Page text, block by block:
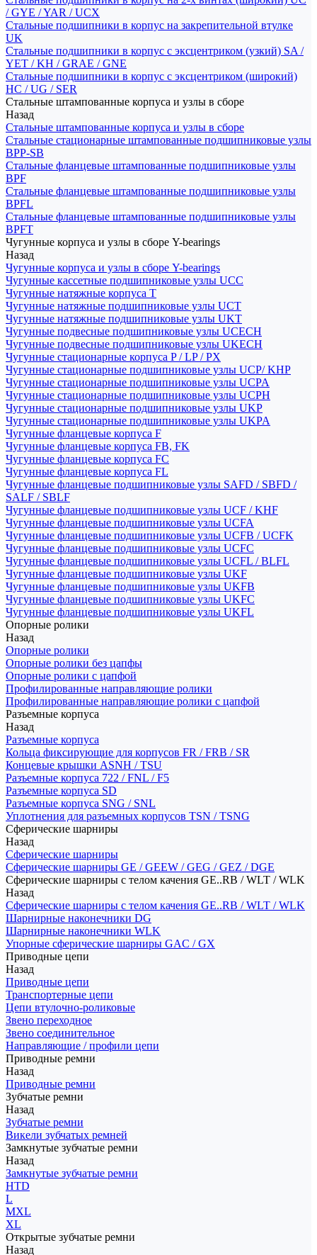
/ GYE / YAR / UCX
Стальные подшипники в корпус на закрепительной втулке
UK
Стальные подшипники в корпус с эксцентриком (узкий) SA /
YET / KH / GRAE / GNE
Стальные подшипники в корпус с эксцентриком (широкий)
HC / UG / SER
Стальные штампованные корпуса и узлы в сборе
Назад
Стальные штампованные корпуса и узлы в сборе
Стальные стационарные штампованные подшипниковые узлы
BPP-SB
Стальные фланцевые штампованные подшипниковые узлы
BPF
Стальные фланцевые штампованные подшипниковые узлы
BPFL
Стальные фланцевые штампованные подшипниковые узлы
BPFT
Чугунные корпуса и узлы в сборе Y-bearings
Назад
Чугунные корпуса и узлы в сборе Y-bearings
Чугунные кассетные подшипниковые узлы UCC
Чугунные натяжные корпуса T
Чугунные натяжные подшипниковые узлы UCT
Чугунные натяжные подшипниковые узлы UKT
Чугунные подвесные подшипниковые узлы UCECH
Чугунные подвесные подшипниковые узлы UKECH
Чугунные стационарные корпуса P / LP / PX
Чугунные стационарные подшипниковые узлы UCP/ KHP
Чугунные стационарные подшипниковые узлы UCPA
Чугунные стационарные подшипниковые узлы UCPH
Чугунные стационарные подшипниковые узлы UKP
Чугунные стационарные подшипниковые узлы UKPA
Чугунные фланцевые корпуса F
Чугунные фланцевые корпуса FB, FK
Чугунные фланцевые корпуса FC
Чугунные фланцевые корпуса FL
Чугунные фланцевые подшипниковые узлы SAFD / SBFD /
SALF / SBLF
Чугунные фланцевые подшипниковые узлы UCF / KHF
Чугунные фланцевые подшипниковые узлы UCFA
Чугунные фланцевые подшипниковые узлы UCFB / UCFK
Чугунные фланцевые подшипниковые узлы UCFC
Чугунные фланцевые подшипниковые узлы UCFL / BLFL
Чугунные фланцевые подшипниковые узлы UKF
Чугунные фланцевые подшипниковые узлы UKFB
Чугунные фланцевые подшипниковые узлы UKFC
Чугунные фланцевые подшипниковые узлы UKFL
Опорные ролики
Назад
Опорные ролики
Опорные ролики без цапфы
Опорные ролики с цапфой
Профилированные направляющие ролики
Профилированные направляющие ролики с цапфой
Разъемные корпуса
Назад
Разъемные корпуса
Кольца фиксирующие для корпусов FR / FRB / SR
Концевые крышки ASNH / TSU
Разъемные корпуса 722 / FNL / F5
Разъемные корпуса SD
Разъемные корпуса SNG / SNL
Уплотнения для разъемных корпусов TSN / TSNG
Сферические шарниры
Назад
Сферические шарниры
Сферические шарниры GE / GEEW / GEG / GEZ / DGE
Сферические шарниры с телом качения GE..RB / WLT / WLK
Назад
Сферические шарниры с телом качения GE..RB / WLT / WLK
Шарнирные наконечники DG
Шарнирные наконечники WLK
Упорные сферические шарниры GAC / GX
Приводные цепи
Назад
Приводные цепи
Транспортерные цепи
Цепи втулочно-роликовые
Звено переходное
Звено соединительное
Направляющие / профили цепи
Приводные ремни
Назад
Приводные ремни
Зубчатые ремни
Назад
Зубчатые ремни
Викели зубчатых ремней
Замкнутые зубчатые ремни
Назад
Замкнутые зубчатые ремни
HTD
L
MXL
XL
Открытые зубчатые ремни
Назад